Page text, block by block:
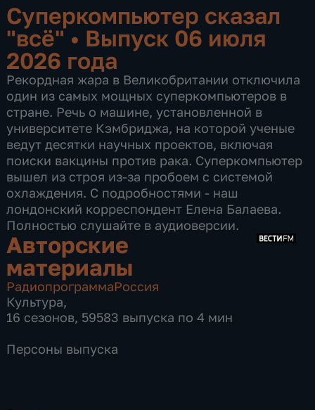
Суперкомпьютер сказал
"всё" • Выпуск 06 июля
2026 года
Рекордная жара в Великобритании отключила
один из самых мощных суперкомпьютеров в
стране. Речь о машине, установленной в
университете Кэмбриджа, на которой ученые
ведут десятки научных проектов, включая
поиски вакцины против рака. Суперкомпьютер
вышел из строя из-за пробоем с системой
охлаждения. С подробностями - наш
лондонский корреспондент Елена Балаева.
Полностью слушайте в аудиоверсии.
Авторские
материалы
РадиопрограммаРоссия
Культура,
16 сезонов, 59583 выпуска по 4 мин
Персоны выпуска